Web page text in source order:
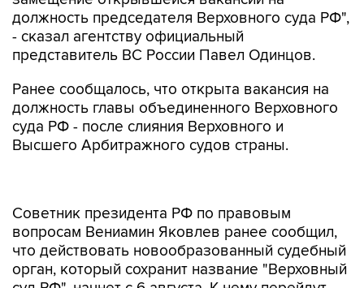
должность председателя Верховного суда РФ",
- сказал агентству официальный
представитель ВС России Павел Одинцов.
Ранее сообщалось, что открыта вакансия на
должность главы объединенного Верховного
суда РФ - после слияния Верховного и
Высшего Арбитражного судов страны.
что действовать новообразованный судебный
орган, который сохранит название "Верховный
суд РФ", начнет с 6 августа. К нему перейдут
функции Высшего арбитражного суда,